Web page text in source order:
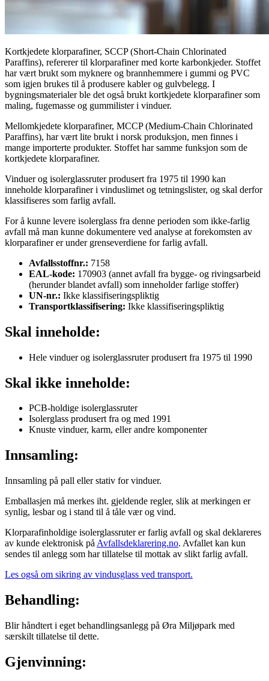
Kortkjedete klorparafiner, SCCP (Short-Chain Chlorinated
Paraffins), refererer til klorparafiner med korte karbonkjeder. Stoffet
har vært brukt som myknere og brannhemmere i gummi og PVC
som igjen brukes til å produsere kabler og gulvbelegg. I
bygningsmaterialer ble det også brukt kortkjedete klorparafiner som
maling, fugemasse og gummilister i vinduer.
Mellomkjedete klorparafiner, MCCP (Medium-Chain Chlorinated
Paraffins), har vært lite brukt i norsk produksjon, men finnes i
mange importerte produkter. Stoffet har samme funksjon som de
kortkjedete klorparafiner.
Vinduer og isolerglassruter produsert fra 1975 til 1990 kan
inneholde klorparafiner i vinduslimet og tetningslister, og skal derfor
klassifiseres som farlig avfall.
For å kunne levere isolerglass fra denne perioden som ikke-farlig
avfall må man kunne dokumentere ved analyse at forekomsten av
klorparafiner er under grenseverdiene for farlig avfall.
Avfallsstoffnr.: 7158
EAL-kode: 170903 (annet avfall fra bygge- og rivingsarbeid
(herunder blandet avfall) som inneholder farlige stoffer)
UN-nr.: Ikke klassifiseringspliktig
Transportklassifisering: Ikke klassifiseringspliktig
Skal inneholde:
Hele vinduer og isolerglassruter produsert fra 1975 til 1990
Skal ikke inneholde:
PCB-holdige isolerglassruter
Isolerglass produsert fra og med 1991
Knuste vinduer, karm, eller andre komponenter
Innsamling:
Innsamling på pall eller stativ for vinduer.
Emballasjen må merkes iht. gjeldende regler, slik at merkingen er
synlig, lesbar og i stand til å tåle vær og vind.
Klorparafinholdige isolerglassruter er farlig avfall og skal deklareres
av kunde elektronisk på Avfallsdeklarering.no. Avfallet kan kun
sendes til anlegg som har tillatelse til mottak av slikt farlig avfall.
Les også om sikring av vindusglass ved transport.
Behandling:
Blir håndtert i eget behandlingsanlegg på Øra Miljøpark med
særskilt tillatelse til dette.
Gjenvinning: